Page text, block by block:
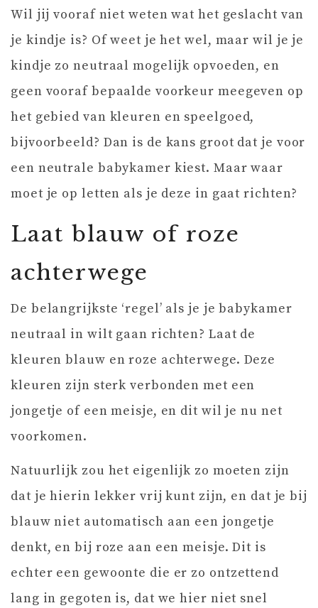
Wil jij vooraf niet weten wat het geslacht van
je kindje is? Of weet je het wel, maar wil je je
kindje zo neutraal mogelijk opvoeden, en
geen vooraf bepaalde voorkeur meegeven op
het gebied van kleuren en speelgoed,
bijvoorbeeld? Dan is de kans groot dat je voor
een neutrale babykamer kiest. Maar waar
moet je op letten als je deze in gaat richten?
Laat blauw of roze
achterwege
De belangrijkste ‘regel’ als je je babykamer
neutraal in wilt gaan richten? Laat de
kleuren blauw en roze achterwege. Deze
kleuren zijn sterk verbonden met een
jongetje of een meisje, en dit wil je nu net
voorkomen.
Natuurlijk zou het eigenlijk zo moeten zijn
dat je hierin lekker vrij kunt zijn, en dat je bij
blauw niet automatisch aan een jongetje
denkt, en bij roze aan een meisje. Dit is
echter een gewoonte die er zo ontzettend
lang in gegoten is, dat we hier niet snel